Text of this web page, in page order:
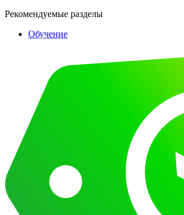
Рекомендуемые разделы
Обучение